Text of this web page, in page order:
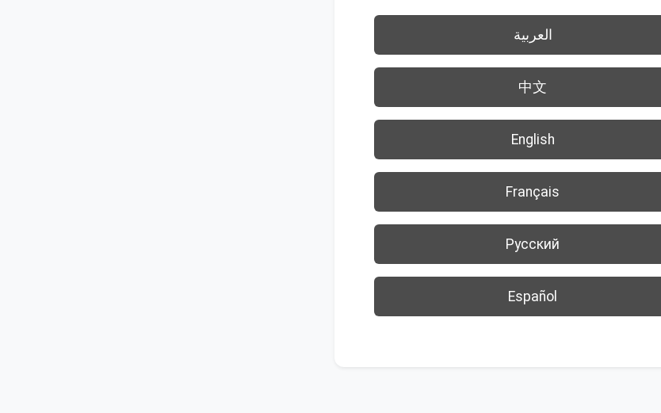
العربية
中文
English
Français
Русский
Español